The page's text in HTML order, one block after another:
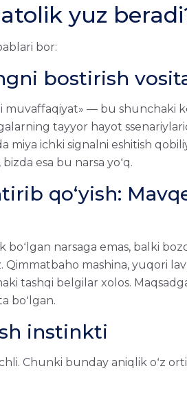
yuz
bor:
bostirish
— bu shunchaki
tayyor hayot
ichki signalni eshitish
esa bu narsa yoʻq.
qoʻyish:
boʻlgan narsaga emas, balki
Qimmatbaho mashina, yuqori
tashqi belgilar xolos.
boʻlgan.
instinkti
Chunki bunday aniqlik oʻz